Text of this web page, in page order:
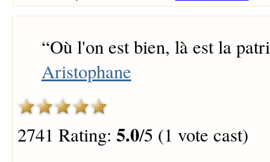
“Où l'on est bien, là est la
Aristophane
2741 Rating: 5.0/5 (1 vote cast)